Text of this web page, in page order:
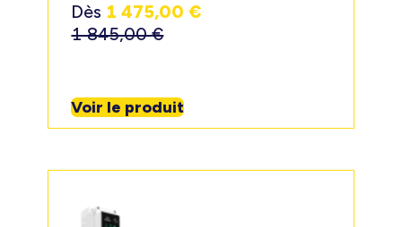
Dès 1 475,00€
1 845,00€
Voir le produit